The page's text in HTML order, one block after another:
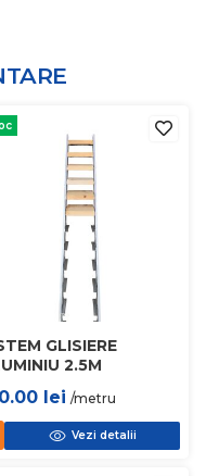
GLISIERE
2.5M
lei /metru
Vezi detalii